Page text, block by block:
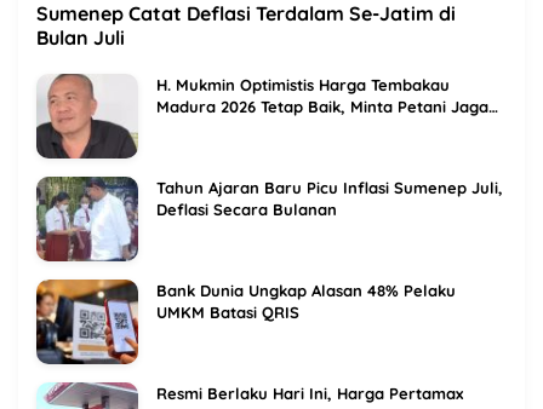
Sumenep Catat Deflasi Terdalam Se-Jatim di
Bulan Juli
H. Mukmin Optimistis Harga Tembakau
Madura 2026 Tetap Baik, Minta Petani Jaga
Tahun Ajaran Baru Picu Inflasi Sumenep Juli,
Deflasi Secara Bulanan
Bank Dunia Ungkap Alasan 48% Pelaku
UMKM Batasi QRIS
Resmi Berlaku Hari Ini, Harga Pertamax